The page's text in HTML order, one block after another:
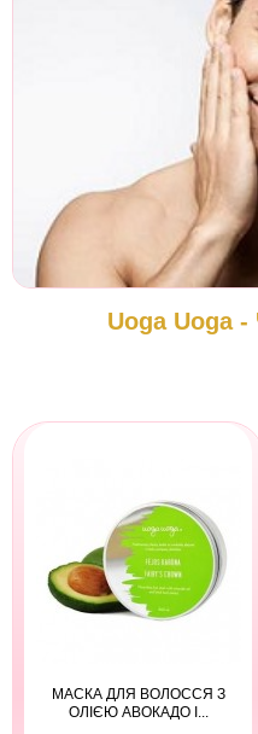
Uoga Uoga -
МАСКА ДЛЯ ВОЛОССЯ З
ОЛІЄЮ АВОКАДО І...